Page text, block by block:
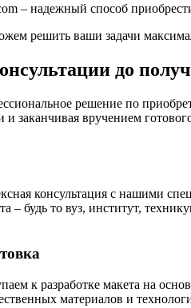
– надежный способ
решить ваши задачи
до
решение по
и заканчивая вручением
консультация с нашими
– будь то вуз, институт,
к разработке макета на
материалов и